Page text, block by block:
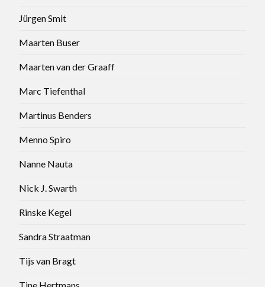
Jürgen Smit
Maarten Buser
Maarten van der Graaff
Marc Tiefenthal
Martinus Benders
Menno Spiro
Nanne Nauta
Nick J. Swarth
Rinske Kegel
Sandra Straatman
Tijs van Bragt